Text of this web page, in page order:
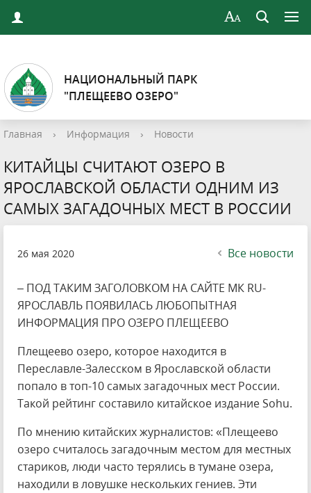
НАЦИОНАЛЬНЫЙ ПАРК
"ПЛЕЩЕЕВО ОЗЕРО"
Главная › Информация › Новости
КИТАЙЦЫ СЧИТАЮТ ОЗЕРО В
ЯРОСЛАВСКОЙ ОБЛАСТИ ОДНИМ ИЗ
САМЫХ ЗАГАДОЧНЫХ МЕСТ В РОССИИ
26 мая 2020 Все новости
– ПОД ТАКИМ ЗАГОЛОВКОМ НА САЙТЕ МК RU-
ЯРОСЛАВЛЬ ПОЯВИЛАСЬ ЛЮБОПЫТНАЯ
ИНФОРМАЦИЯ ПРО ОЗЕРО ПЛЕЩЕЕВО
Плещеево озеро, которое находится в
Переславле-Залесском в Ярославской области
попало в топ-10 самых загадочных мест России.
Такой рейтинг составило китайское издание Sohu.
По мнению китайских журналистов: «Плещеево
озеро считалось загадочным местом для местных
стариков, люди часто терялись в тумане озера,
находили в ловушке нескольких гениев. Эти